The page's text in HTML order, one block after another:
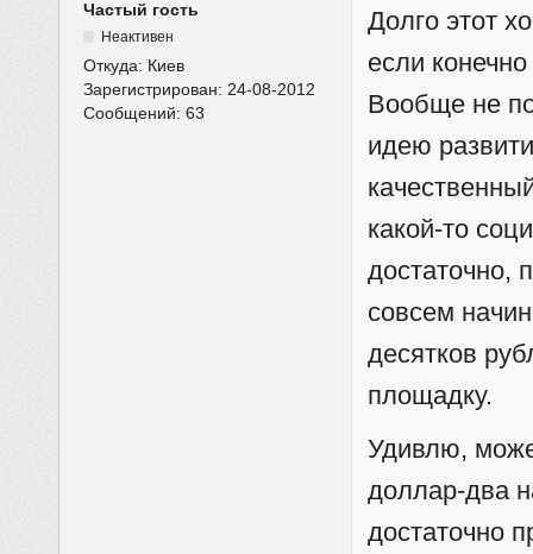
Частый гость
Неактивен
Откуда: Киев
Зарегистрирован:24-08-2012
Сообщений:63
Долго этот
если
Вообще не
идею
какой-то
достаточно,
совсем
десятков
площадку.
Удивлю,
доллар-два
достаточно